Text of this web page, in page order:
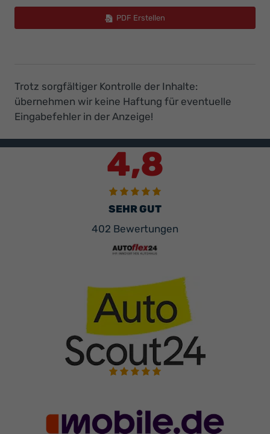
PDF Erstellen
Trotz sorgfältiger Kontrolle der Inhalte:
übernehmen wir keine Haftung für eventuelle
Eingabefehler in der Anzeige!
4,8
SEHR GUT
402 Bewertungen